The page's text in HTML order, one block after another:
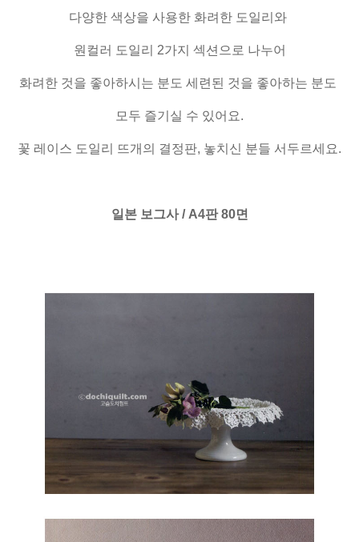
다양한 색상을 사용한 화려한 도일리와
원컬러 도일리 2가지 섹션으로 나누어
화려한 것을 좋아하시는 분도 세련된 것을 좋아하는 분도
모두 즐기실 수 있어요.
꽃 레이스 도일리 뜨개의 결정판, 놓치신 분들 서두르세요.
일본 보그사 / A4판 80면